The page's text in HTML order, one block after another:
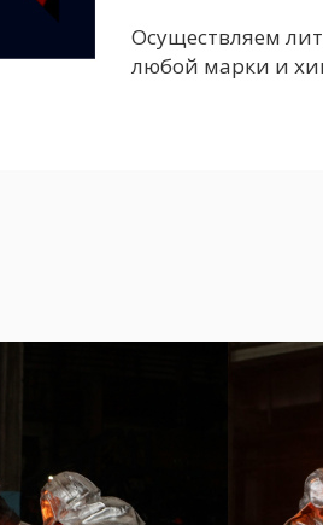
Осуществляем
любой марки и